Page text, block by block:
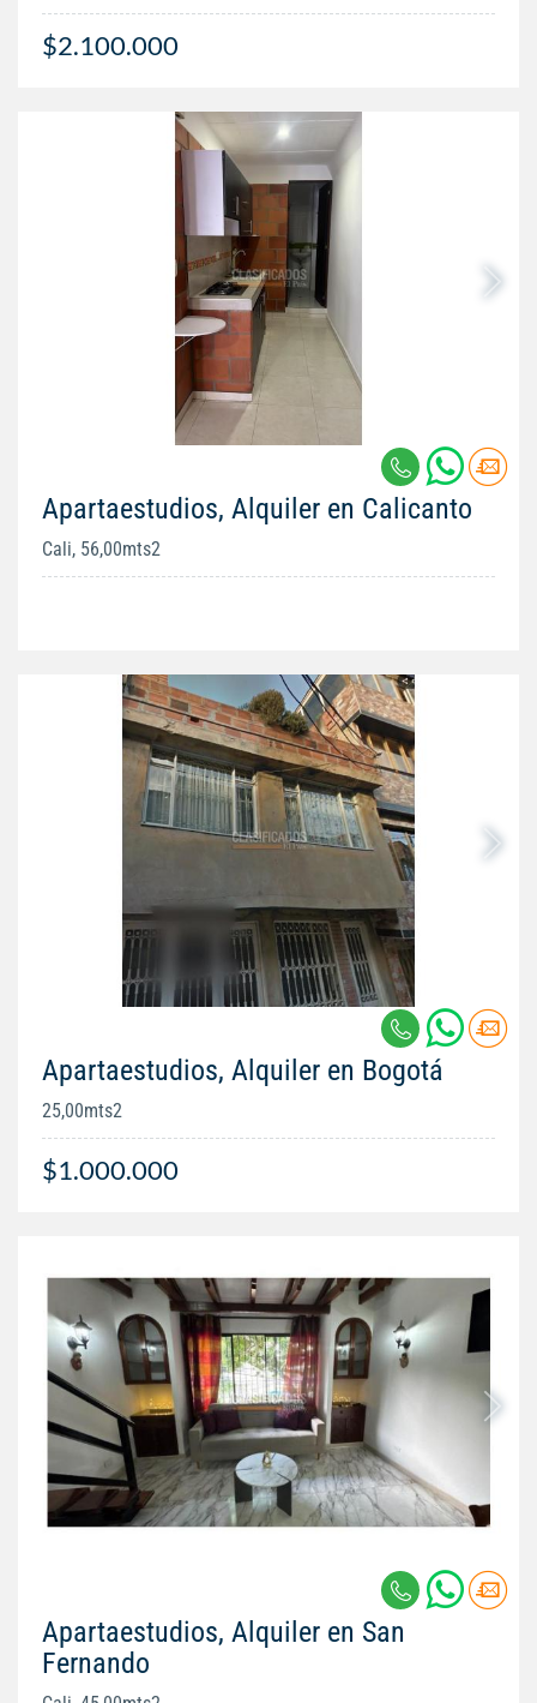
$2.100.000
Apartaestudios, Alquiler en Calicanto
Cali, 56,00mts2
Apartaestudios, Alquiler en Bogotá
25,00mts2
$1.000.000
Apartaestudios, Alquiler en San
Fernando